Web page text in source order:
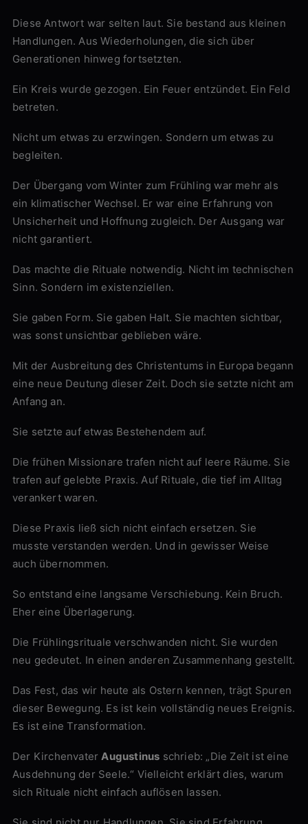
Diese Antwort war selten laut. Sie bestand aus kleinen
Handlungen. Aus Wiederholungen, die sich über
Generationen hinweg fortsetzten.
Ein Kreis wurde gezogen. Ein Feuer entzündet. Ein Feld
betreten.
Nicht um etwas zu erzwingen. Sondern um etwas zu
begleiten.
Der Übergang vom Winter zum Frühling war mehr als
ein klimatischer Wechsel. Er war eine Erfahrung von
Unsicherheit und Hoffnung zugleich. Der Ausgang war
nicht garantiert.
Das machte die Rituale notwendig. Nicht im technischen
Sinn. Sondern im existenziellen.
Sie gaben Form. Sie gaben Halt. Sie machten sichtbar,
was sonst unsichtbar geblieben wäre.
Mit der Ausbreitung des Christentums in Europa begann
eine neue Deutung dieser Zeit. Doch sie setzte nicht am
Anfang an.
Sie setzte auf etwas Bestehendem auf.
Die frühen Missionare trafen nicht auf leere Räume. Sie
trafen auf gelebte Praxis. Auf Rituale, die tief im Alltag
verankert waren.
Diese Praxis ließ sich nicht einfach ersetzen. Sie
musste verstanden werden. Und in gewisser Weise
auch übernommen.
So entstand eine langsame Verschiebung. Kein Bruch.
Eher eine Überlagerung.
Die Frühlingsrituale verschwanden nicht. Sie wurden
neu gedeutet. In einen anderen Zusammenhang gestellt.
Das Fest, das wir heute als Ostern kennen, trägt Spuren
dieser Bewegung. Es ist kein vollständig neues Ereignis.
Es ist eine Transformation.
Der Kirchenvater Augustinus schrieb: „Die Zeit ist eine
Ausdehnung der Seele.“ Vielleicht erklärt dies, warum
sich Rituale nicht einfach auflösen lassen.